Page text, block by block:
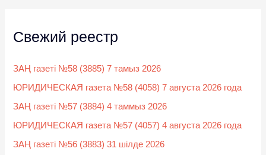
Свежий реестр
ЗАҢ газеті №58 (3885) 7 тамыз 2026
ЮРИДИЧЕСКАЯ газета №58 (4058) 7 августа 2026 года
ЗАҢ газеті №57 (3884) 4 таммыз 2026
ЮРИДИЧЕСКАЯ газета №57 (4057) 4 августа 2026 года
ЗАҢ газеті №56 (3883) 31 шілде 2026